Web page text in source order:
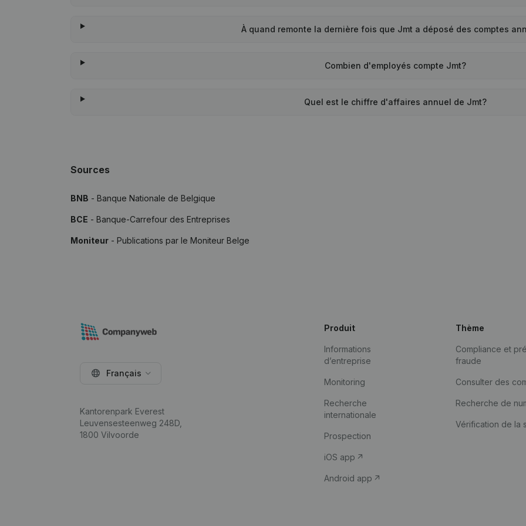
À quand remonte la dernière fois que Jmt a déposé des comptes
Combien d'employés compte Jmt?
Quel est le chiffre d'affaires annuel de Jmt?
Sources
BNB - Banque Nationale de Belgique
BCE - Banque-Carrefour des Entreprises
Moniteur - Publications par le Moniteur Belge
Français
Kantorenpark Everest
Leuvensesteenweg 248D,
1800 Vilvoorde
Produit
Informations
d’entreprise
Monitoring
Recherche
internationale
Prospection
iOS app
Android app
Thème
Compliance et
fraude
Consulter des
Recherche de
Vérification de la